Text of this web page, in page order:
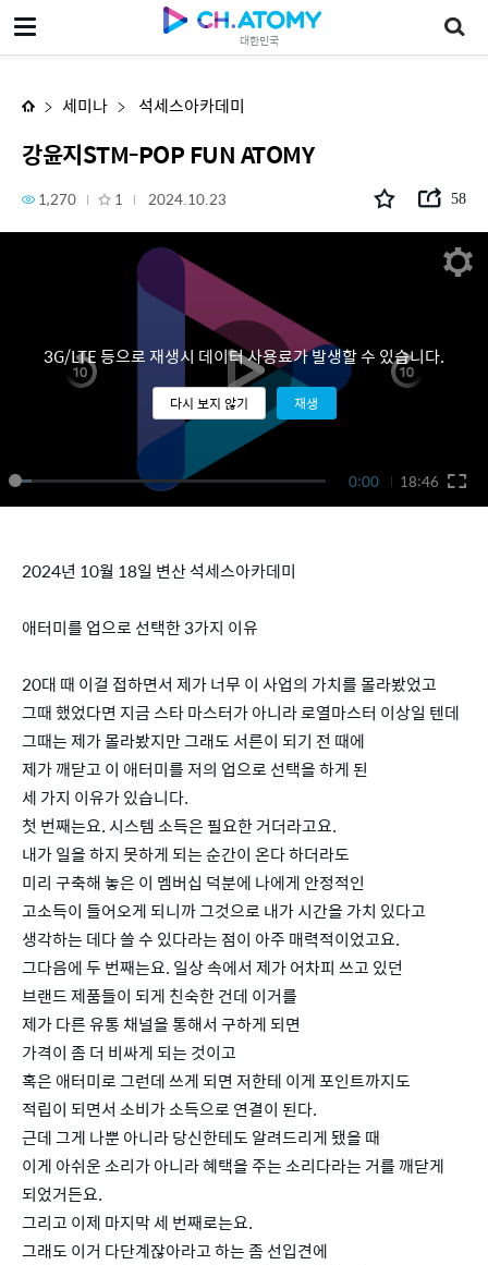
대한민국
강윤지STM-POP FUN ATOMY
세미나 석세스아카데미
강윤지STM-POP FUN ATOMY
1,270 1 2024.10.23 58
0:00 18:46
3G/LTE 등으로 재생시 데이터 사용료가 발생할 수 있습니다.
다시 보지 않기 재생
2024년 10월 18일 변산 석세스아카데미
애터미를 업으로 선택한 3가지 이유
20대 때 이걸 접하면서 제가 너무 이 사업의 가치를 몰라봤었고
그때 했었다면 지금 스타 마스터가 아니라 로열마스터 이상일 텐데
그때는 제가 몰라봤지만 그래도 서른이 되기 전 때에
제가 깨닫고 이 애터미를 저의 업으로 선택을 하게 된
세 가지 이유가 있습니다.
첫 번째는요. 시스템 소득은 필요한 거더라고요.
내가 일을 하지 못하게 되는 순간이 온다 하더라도
미리 구축해 놓은 이 멤버십 덕분에 나에게 안정적인
고소득이 들어오게 되니까 그것으로 내가 시간을 가치 있다고
생각하는 데다 쓸 수 있다라는 점이 아주 매력적이었고요.
그다음에 두 번째는요. 일상 속에서 제가 어차피 쓰고 있던
브랜드 제품들이 되게 친숙한 건데 이거를
제가 다른 유통 채널을 통해서 구하게 되면
가격이 좀 더 비싸게 되는 것이고
혹은 애터미로 그런데 쓰게 되면 저한테 이게 포인트까지도
적립이 되면서 소비가 소득으로 연결이 된다.
근데 그게 나뿐 아니라 당신한테도 알려드리게 됐을 때
이게 아쉬운 소리가 아니라 혜택을 주는 소리다라는 거를 깨닫게
되었거든요.
그리고 이제 마지막 세 번째로는요.
그래도 이거 다단계잖아라고 하는 좀 선입견에